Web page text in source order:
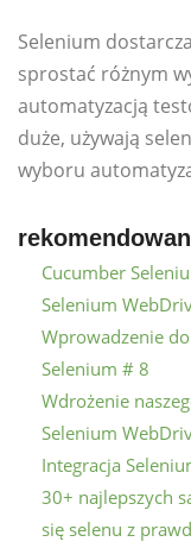
Selenium
sprostać różnym
automatyzacją
duże, używają
wyboru
Cucumber
Selenium
Wprowadzenie
Selenium # 8
Wdrożenie
Selenium
Integracja
30+ najlepszych
się selenu z